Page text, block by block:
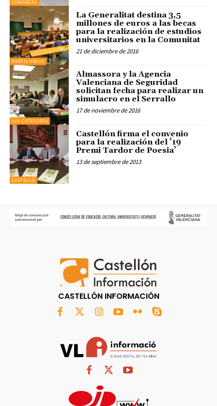
COMARCAS
PARTICIPACIÓ
La Generalitat destina 3,5
millones de euros a las becas
para la realización de estudios
universitarios en la Comunitat
21 de diciembre de 2016
SIN CATEGORÍA
Almassora y la Agencia
Valenciana de Seguridad
solicitan fecha para realizar un
simulacro en el Serrallo
17 de noviembre de 2016
CASTELLÓ
Castellón firma el convenio
para la realización del ’19
Premi Tardor de Poesia’
13 de septiembre de 2013
CASTELLÓN INFORMACIÓN